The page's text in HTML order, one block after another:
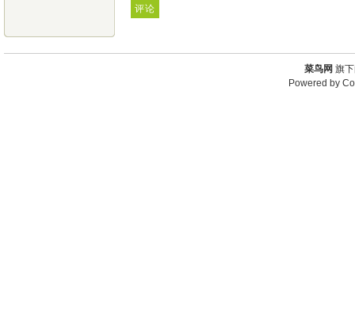
菜鸟网 旗
Powered by